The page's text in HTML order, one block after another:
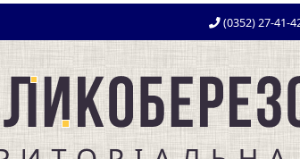
(0352) 27-41-